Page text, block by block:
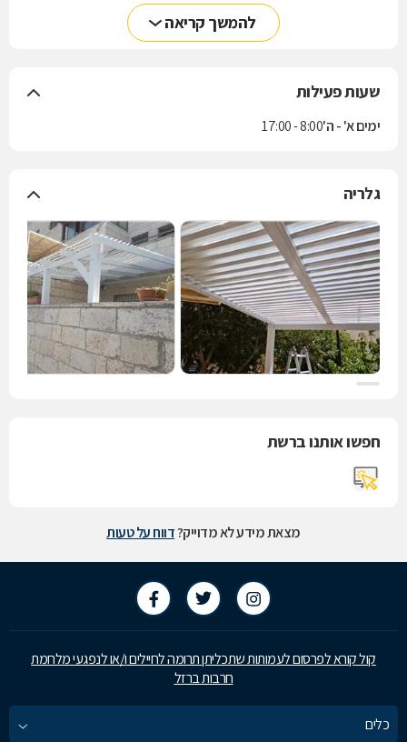
להמשך קריאה
שעות פעילות
ימים א' - ה'8:00 - 17:00
גלריה
חפשו אותנו ברשת
מצאת מידע לא מדוייק?דווח על טעות
קול קורא לפרסום לעמותות שתכליתן תרומה לחיילים ו/או לנפגעי מלחמת
חרבות ברזל
כלים